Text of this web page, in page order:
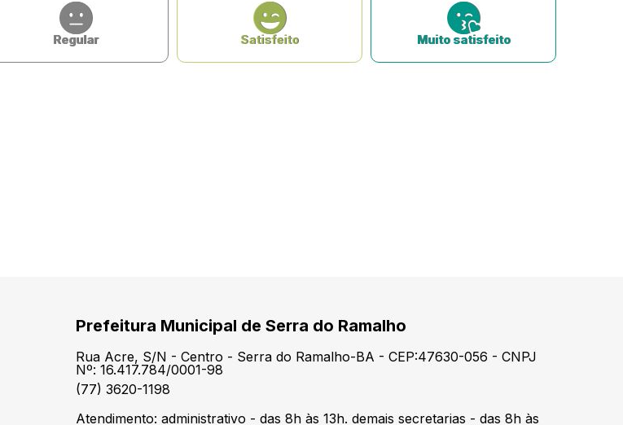
Regular Satisfeito Muito satisfeito
Prefeitura Municipal de Serra do Ramalho
Rua Acre, S/N - Centro - Serra do Ramalho-BA - CEP:47630-056 - CNPJ
Nº: 16.417.784/0001-98
(77) 3620-1198
Atendimento: administrativo - das 8h às 13h. demais secretarias - das 8h às